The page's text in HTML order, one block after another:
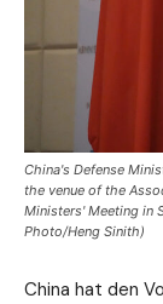
China's Defense
the venue of the
Ministers' Meeting in
Photo/Heng Sinith)
China hat den